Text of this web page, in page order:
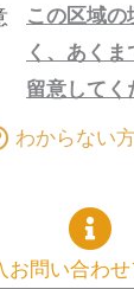
この区域の
く、あく
留意してく
わからない
お問い合わ